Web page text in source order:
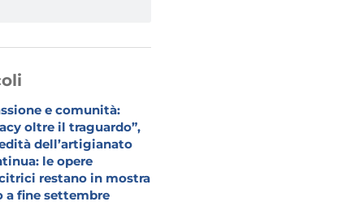
e comunità:
oltre il traguardo”,
dell’artigianato
le opere
restano in mostra
a fine settembre